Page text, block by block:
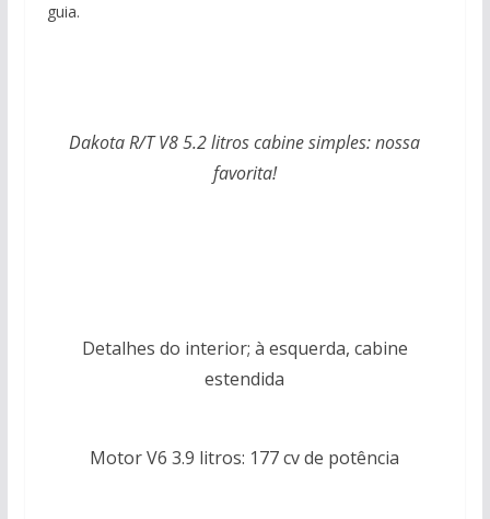
guia.
Dakota R/T V8 5.2 litros cabine simples: nossa
favorita!
Detalhes do interior; à esquerda, cabine
estendida
Motor V6 3.9 litros: 177 cv de potência